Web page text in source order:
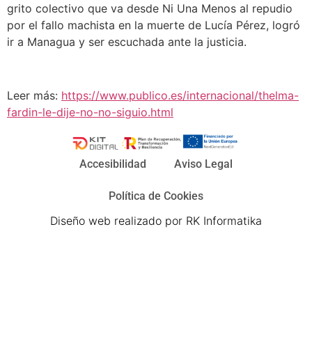
grito colectivo que va desde Ni Una Menos al repudio
por el fallo machista en la muerte de Lucía Pérez, logró
ir a Managua y ser escuchada ante la justicia.
Leer más: https://www.publico.es/internacional/thelma-
fardin-le-dije-no-no-siguio.html
Accesibilidad Aviso Legal
Política de Cookies
Diseño web realizado por RK Informatika